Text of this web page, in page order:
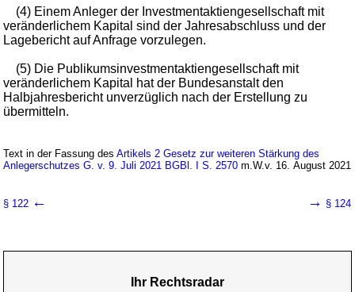
(4) Einem Anleger der Investmentaktiengesellschaft mit
veränderlichem Kapital sind der Jahresabschluss und der
Lagebericht auf Anfrage vorzulegen.
(5) Die Publikumsinvestmentaktiengesellschaft mit
veränderlichem Kapital hat der Bundesanstalt den
Halbjahresbericht unverzüglich nach der Erstellung zu
übermitteln.
Text in der Fassung desArtikels 2 Gesetz zur weiteren Stärkung des
Anlegerschutzes G. v. 9. Juli 2021 BGBl. I S. 2570 m.W.v. 16. August 2021
§ 122 ← → § 124
Ihr Rechtsradar